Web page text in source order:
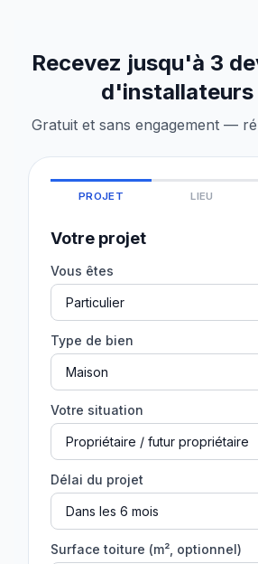
Recevez jusqu'à 3
d'installateurs
Gratuit et sans engagement —
PROJET LIEU
Votre projet
Vous êtes
Type de bien
Votre situation
Délai du projet
Surface toiture (m², optionnel)